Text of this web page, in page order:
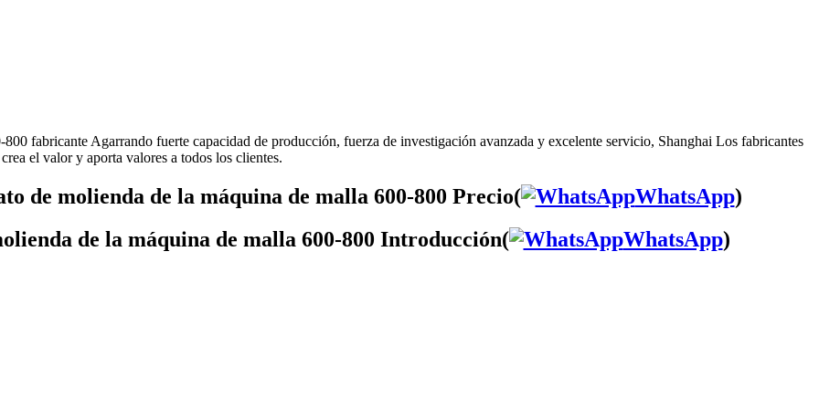
fabricante Agarrando fuerte capacidad de producción, fuerza de investigación avanzada y excelente servicio, Shanghai Los fabricantes
el valor y aporta valores a todos los clientes.
de molienda de la máquina de malla 600-800 Precio( WhatsApp)
de la máquina de malla 600-800 Introducción(
WhatsApp)